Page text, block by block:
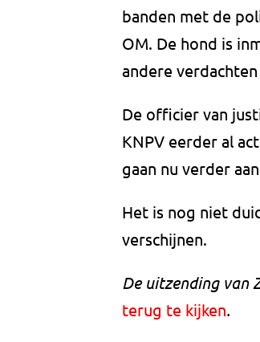
banden met de
OM. De hond is
andere
De officier van
KNPV eerder al
gaan nu verder
Het is nog niet
verschijnen.
De uitzending van
terug te kijken.